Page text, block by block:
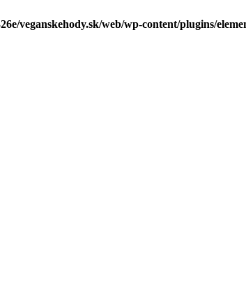
veganskehody.sk/web/wp-content/plugins/